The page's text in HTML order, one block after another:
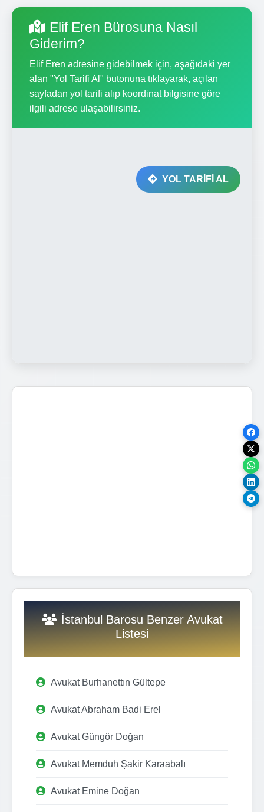
Elif Eren Bürosuna Nasıl
Giderim?
Elif Eren adresine gidebilmek için, aşağıdaki yer
alan "Yol Tarifi Al" butonuna tıklayarak, açılan
sayfadan yol tarifi alıp koordinat bilgisine göre
ilgili adrese ulaşabilirsiniz.
YOL TARİFİ AL
İstanbul Barosu Benzer Avukat
Listesi
Avukat Burhanettın Gültepe
Avukat Abraham Badi Erel
Avukat Güngör Doğan
Avukat Memduh Şakir Karaabalı
Avukat Emine Doğan